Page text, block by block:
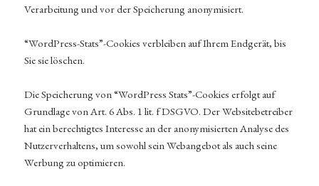
Verarbeitung und vor der Speicherung anonymisiert.
“WordPress-Stats”-Cookies verbleiben auf Ihrem Endgerät, bis
Sie sie löschen.
Die Speicherung von “WordPress Stats”-Cookies erfolgt auf
Grundlage von Art. 6 Abs. 1 lit. f DSGVO. Der Websitebetreiber
hat ein berechtigtes Interesse an der anonymisierten Analyse des
Nutzerverhaltens, um sowohl sein Webangebot als auch seine
Werbung zu optimieren.